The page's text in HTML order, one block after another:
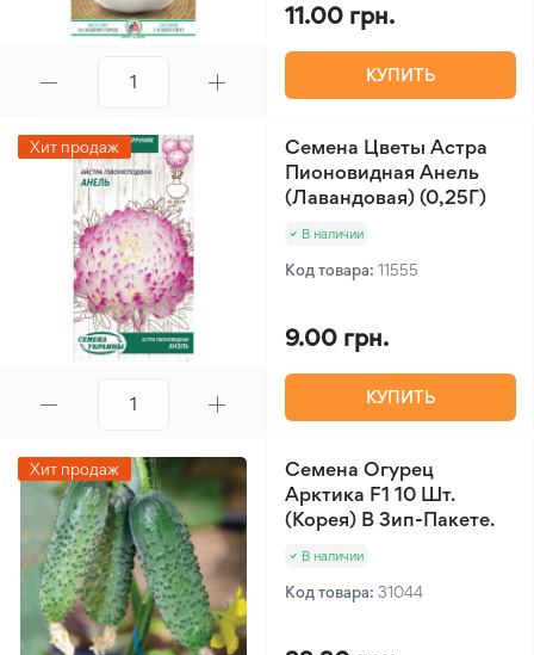
11.00 грн.
КУПИТЬ
Хит продаж
Семена Цветы Астра
Пионовидная Анель
(Лавандовая) (0,25Г)
В наличии
Код товара: 11555
9.00 грн.
КУПИТЬ
Хит продаж
Семена Огурец
Арктика F1 10 Шт.
(Корея) В Зип-Пакете.
В наличии
Код товара: 31044